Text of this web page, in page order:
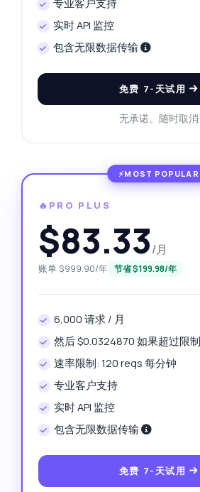
专业客户支持
实时 API 监控
包含无限数据传输
免费 7-天试用
无承诺。随时取消
🔥PRO PLUS
$83.33/月
账单 $999.90/年 节省 $199.98/年
6,000 请求 / 月
然后 $0.0324870 如果超过限
速率限制: 120 reqs 每分钟
专业客户支持
实时 API 监控
包含无限数据传输
免费 7-天试用